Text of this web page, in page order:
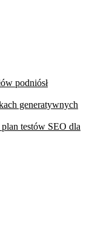
podniósł
generatywnych
testów SEO dla